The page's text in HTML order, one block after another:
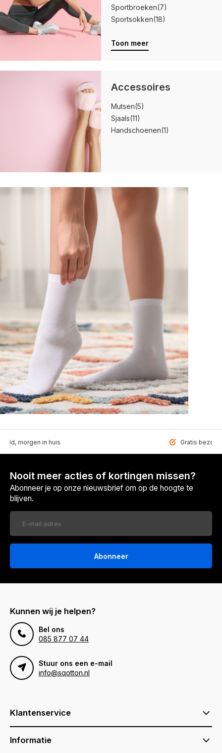
Sportbroeken(7)
Sportsokken(18)
Toon meer
Accessoires
Mutsen(5)
Sjaals(11)
Handschoenen(1)
morgen in huis Gratis
Nooit meer acties of kortingen missen?
Abonneer je op onze nieuwsbrief om op de hoogte te
blijven.
Abonneer
Kunnen wij je helpen?
Bel ons
085 877 07 44
Stuur ons een e-mail
info@sqotton.nl
Klantenservice
Informatie